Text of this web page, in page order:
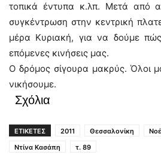
τοπικά έντυπα κ.λπ. Μετά από
συγκέντρωση στην κεντρική
μέρα Κυριακή, για να δούμε
επόμενες κινήσεις μας.
Ο δρόμος σίγουρα μακρύς. Όλοι
νικήσουμε.
Σχόλια
ΕΤΙΚΕΤΕΣ 2011 Θεσσαλονίκη
Ντίνα Κασάπη
τ. 89